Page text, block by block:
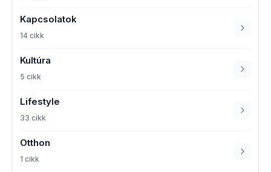
Kapcsolatok
14 cikk
Kultúra
5 cikk
Lifestyle
33 cikk
Otthon
1 cikk